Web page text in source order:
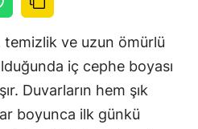
ve uzun ömürlü
iç cephe boyası
Duvarların hem şık
boyunca ilk günkü